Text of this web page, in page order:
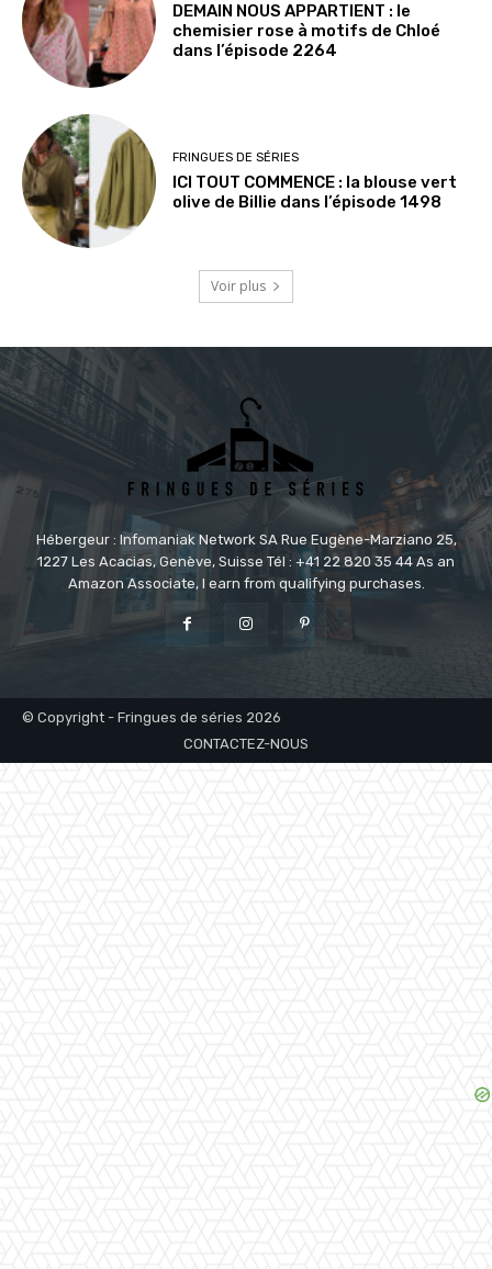
DEMAIN NOUS APPARTIENT : le
chemisier rose à motifs de Chloé
dans l’épisode 2264
FRINGUES DE SÉRIES
ICI TOUT COMMENCE : la blouse vert
olive de Billie dans l’épisode 1498
Voir plus
Hébergeur : Infomaniak Network SA Rue Eugène-Marziano 25,
1227 Les Acacias, Genève, Suisse Tél : +41 22 820 35 44 As an
Amazon Associate, I earn from qualifying purchases.
© Copyright - Fringues de séries 2026
CONTACTEZ-NOUS